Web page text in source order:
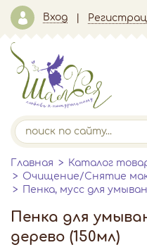
Вход
Главная Каталог
Очищение/Снятие
Пенка, мусс для
Пенка для
дерево (150мл)